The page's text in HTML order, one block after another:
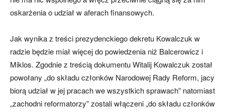
oskarżenia o udział w aferach finansowych.
Jak wynika z treści prezydenckiego dekretu Kowalczuk w
radzie będzie miał więcej do powiedzenia niż Balcerowicz i
Miklos. Zgodnie z treścią dokumentu Witalij Kowalczuk został
powołany „do składu członków Narodowej Rady Reform, jacy
biorą udział w jej pracach we wszystkich sprawach” natomiast
„zachodni reformatorzy” zostali włączeni „do składu członków